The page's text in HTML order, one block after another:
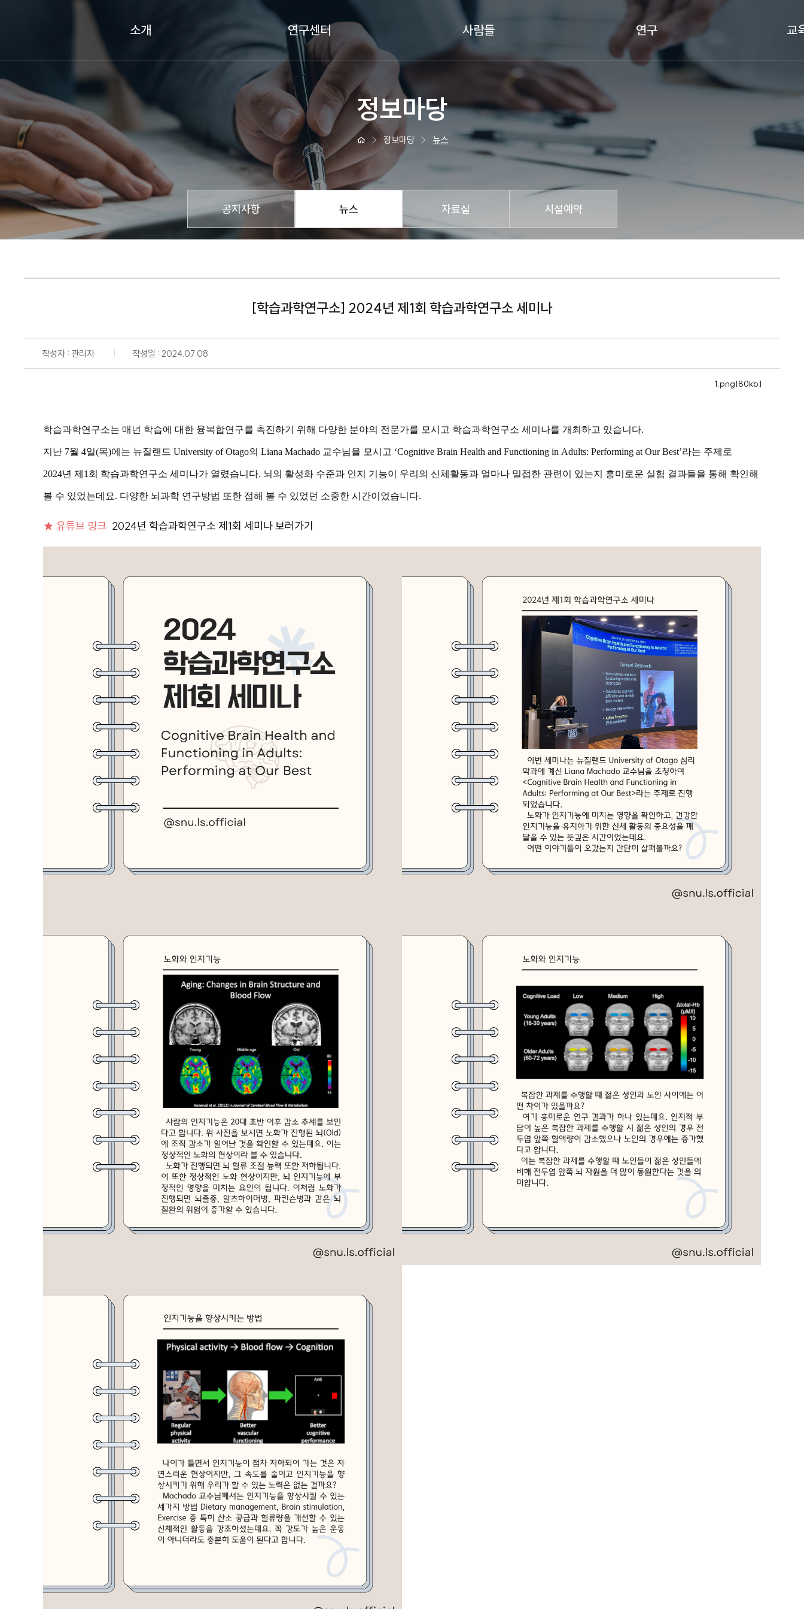
소개
연구소 소개
연혁
조직도
오시는 길
연구센터
뇌기반학습연구센터
학습데이터연구센터
AI기반교육연구센터
미래교육혁신센터
사람들
연구원
행정직원
연구
연구 프로젝트
논문
교
정보마당
정보마당 뉴스
공지사항 뉴스 자료실 시설예약
[학습과학연구소] 2024년 제1회 학습과학연구소 세미나
작성자 : 관리자 작성일 : 2024.07.08
1.png[80kb]
학습과학연구소는 매년 학습에 대한 융복합연구를 촉진하기 위해 다양한 분야의 전문가를 모시고 학습과학연구소 세미나를 개최하고 있습니다.
지난 7월 4일(목)에는 뉴질랜드 University of Otago의 Liana Machado 교수님을 모시고 ‘Cognitive Brain Health and Functioning in Adults: Performing at Our Best’라는 주제로
2024년 제1회 학습과학연구소 세미나가 열렸습니다. 뇌의 활성화 수준과 인지 기능이 우리의 신체활동과 얼마나 밀접한 관련이 있는지 흥미로운 실험 결과들을 통해 확인해
볼 수 있었는데요. 다양한 뇌과학 연구방법 또한 접해 볼 수 있었던 소중한 시간이었습니다.
★ 유튜브 링크: 2024년 학습과학연구소 제1회 세미나 보러가기